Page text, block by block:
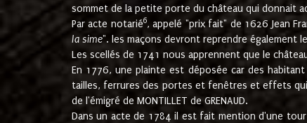
sommet de la petite porte du château qui donnait
Par acte notarié6, appelé "prix fait" de 1626 Jean
la sime". les maçons devront reprendre également
Les scellés de 1741 nous apprennent que le
En 1776, une plainte est déposée car des
tailles, ferrures des portes et fenêtres et effets qui
de l'émigré de MONTILLET de GRENAUD.
Dans un acte de 1784 il est fait mention d'une